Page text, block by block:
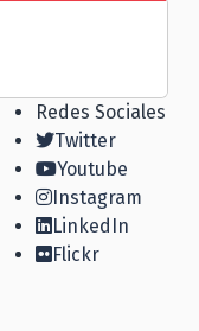
Redes Sociales
Twitter
Youtube
Instagram
LinkedIn
Flickr